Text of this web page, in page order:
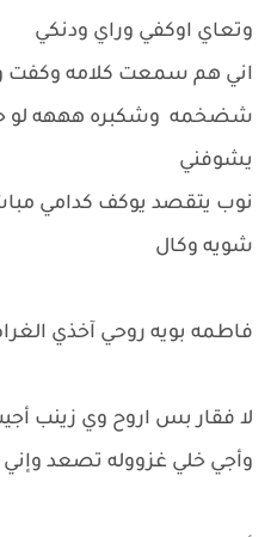
وتعاي اوكفي وراي ودنكي
اني هم سمعت كلامه وكفت
شضخمه وشكبره هههه لو
يشوفني
نوب يتقصد يوكف كدامي
شويه وكال
فاطمه بويه روحي آخذي
لا فقار بس اروح وي زينب
وأجي خلي غزووله تصعد وإني